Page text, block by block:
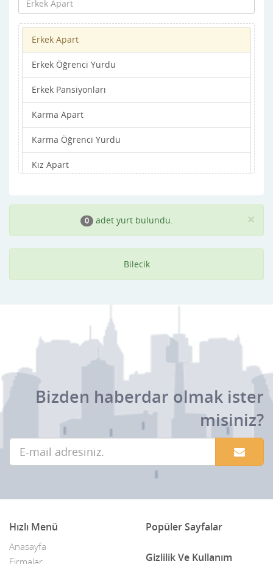
Erkek Apart
Erkek Öğrenci Yurdu
Erkek Pansiyonları
Karma Apart
Karma Öğrenci Yurdu
Kız Apart
Kız Pansiyonları ×
0 adet yurt bulundu.
Bilecik
Bizden haberdar olmak ister
misiniz?
Hızlı Menü
Anasayfa
Popüler Sayfalar
Gizlilik Ve Kullanım